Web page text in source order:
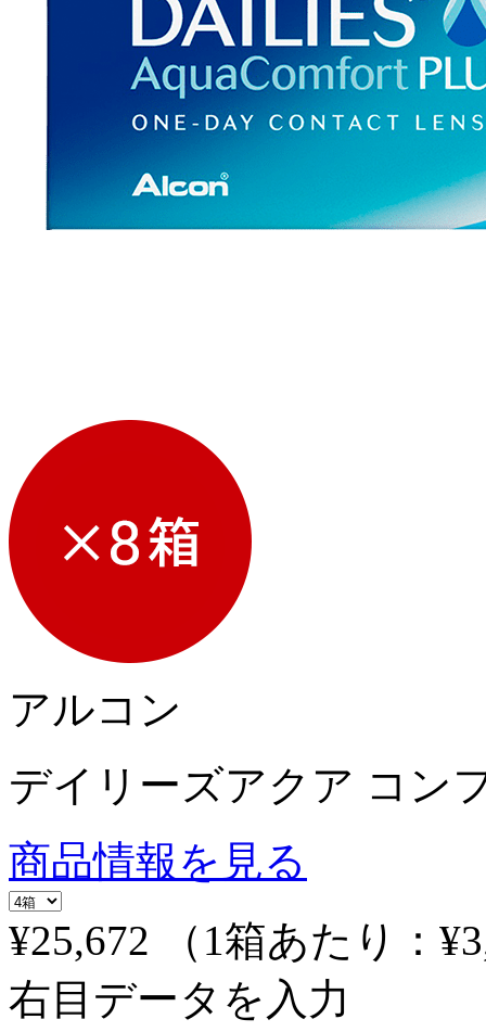
アルコン
デイリーズアクア コン
商品情報を見る
¥25,672
（1箱あたり：
右目データを入力